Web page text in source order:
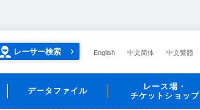
レーサー検索 English 中文简体 中文繁體
データファイル
レース場・
チケットショップ